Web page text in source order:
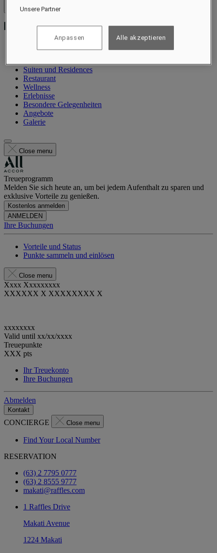
Menü öffnen
Suiten und Residences
Restaurant
Wellness
Erlebnisse
Besondere Gelegenheiten
Angebote
Galerie
Close menu
Treueprogramm
Melden Sie sich heute an, um bei jedem Aufenthalt zu sparen und
exklusive Vorteile zu genießen.
Kostenlos anmelden
ANMELDEN
Ihre Buchungen
Vorteile und Status
Punkte sammeln und einlösen
Close menu
Xxxx Xxxxxxxxx
XXXXXX X XXXXXXXX X
xxxxxxxx
Valid until xx/xx/xxxx
Treuepunkte
XXX pts
Ihr Treuekonto
Ihre Buchungen
Abmelden
Kontakt
CONCIERGE Close menu
Find Your Local Number
RESERVATION
(63) 2 7795 0777
(63) 2 8555 9777
makati@raffles.com
1 Raffles Drive
Makati Avenue
1224 Makati
Unsere Partner
Anpassen Alle akzeptieren